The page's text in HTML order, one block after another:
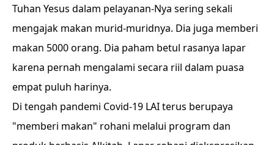
Tuhan Yesus dalam pelayanan-Nya sering sekali
mengajak makan murid-muridnya. Dia juga memberi
makan 5000 orang. Dia paham betul rasanya lapar
karena pernah mengalami secara riil dalam puasa
empat puluh harinya.
Di tengah pandemi Covid-19 LAI terus berupaya
"memberi makan" rohani melalui program dan